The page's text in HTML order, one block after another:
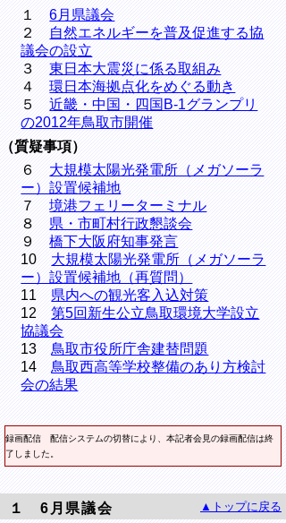
１6月県議会
２ 自然エネルギーを普及促進する協
議会の設立
３東日本大震災に係る取組み
４環日本海拠点化をめぐる動き
５近畿・中国・四国B-1グランプリ
の2012年鳥取市開催
（質疑事項）
６ 大規模太陽光発電所（メガソーラ
ー）設置候補地
７境港フェリーターミナル
８ 県・市町村行政懇談会
９橋下大阪府知事発言
10 大規模太陽光発電所（メガソーラ
ー）設置候補地（再質問）
11 県内への観光客入込対策
12第5回新生公立鳥取環境大学設立
協議会
13 鳥取市役所庁舎建替問題
14 鳥取西高等学校整備のあり方検討
会の結果
録画配信 配信システムの切替により、本記者会見の録画配信は終
了しました。
１ 6月県議会 ▲トップに戻る